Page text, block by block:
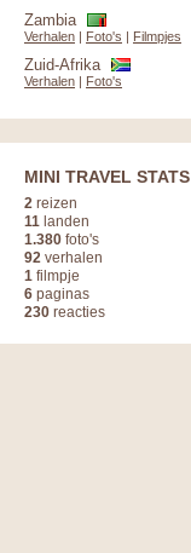
Zambia
Verhalen | Foto's | Filmpjes
Zuid-Afrika
Verhalen | Foto's
MINI TRAVEL STATS
2 reizen
11 landen
1.380 foto's
92 verhalen
1 filmpje
6 paginas
230 reacties